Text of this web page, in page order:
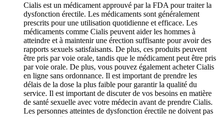
Cialis est un médicament approuvé par la FDA pour traiter la
dysfonction érectile. Les médicaments sont généralement
prescrits pour une utilisation quotidienne et efficace. Les
médicaments comme Cialis peuvent aider les hommes à
atteindre et à maintenir une érection suffisante pour avoir des
rapports sexuels satisfaisants. De plus, ces produits peuvent
être pris par voie orale, tandis que le médicament peut être pris
par voie orale. De plus, vous pouvez également acheter Cialis
en ligne sans ordonnance. Il est important de prendre les
délais de la dose la plus faible pour garantir la qualité du
service. Il est important de discuter de vos besoins en matière
de santé sexuelle avec votre médecin avant de prendre Cialis.
Les personnes atteintes de dysfonction érectile ne doivent pas